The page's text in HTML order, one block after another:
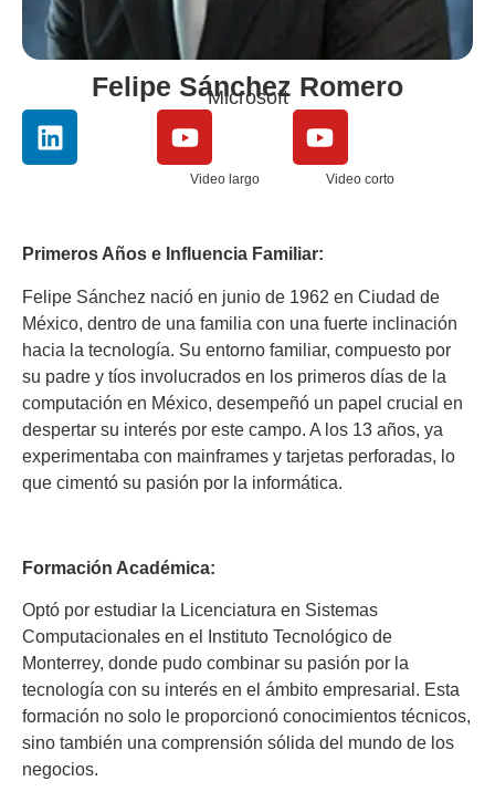
Felipe Sánchez Romero
Microsoft
Video largo Video corto
Primeros Años e Influencia Familiar:
Felipe Sánchez nació en junio de 1962 en Ciudad de
México, dentro de una familia con una fuerte inclinación
hacia la tecnología. Su entorno familiar, compuesto por
su padre y tíos involucrados en los primeros días de la
computación en México, desempeñó un papel crucial en
despertar su interés por este campo. A los 13 años, ya
experimentaba con mainframes y tarjetas perforadas, lo
que cimentó su pasión por la informática.
Formación Académica:
Optó por estudiar la Licenciatura en Sistemas
Computacionales en el Instituto Tecnológico de
Monterrey, donde pudo combinar su pasión por la
tecnología con su interés en el ámbito empresarial. Esta
formación no solo le proporcionó conocimientos técnicos,
sino también una comprensión sólida del mundo de los
negocios.